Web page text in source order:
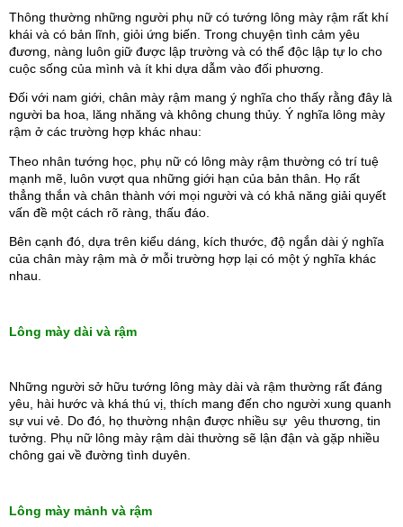
Thông thường những người phụ nữ có tướng lông mày rậm rất khí
khái và có bản lĩnh, giỏi ứng biến. Trong chuyện tình cảm yêu
đương, nàng luôn giữ được lập trường và có thể độc lập tự lo cho
cuộc sống của mình và ít khi dựa dẫm vào đối phương.
Đối với nam giới, chân mày rậm mang ý nghĩa cho thấy rằng đây là
người ba hoa, lăng nhăng và không chung thủy. Ý nghĩa lông mày
rậm ở các trường hợp khác nhau:
Theo nhân tướng học, phụ nữ có lông mày rậm thường có trí tuệ
mạnh mẽ, luôn vượt qua những giới hạn của bản thân. Họ rất
thẳng thắn và chân thành với mọi người và có khả năng giải quyết
vấn đề một cách rõ ràng, thấu đáo.
Bên cạnh đó, dựa trên kiểu dáng, kích thước, độ ngắn dài ý nghĩa
của chân mày rậm mà ở mỗi trường hợp lại có một ý nghĩa khác
nhau.
Lông mày dài và rậm
Những người sở hữu tướng lông mày dài và rậm thường rất đáng
yêu, hài hước và khá thú vị, thích mang đến cho người xung quanh
sự vui vẻ. Do đó, họ thường nhận được nhiều sự  yêu thương, tin
tưởng. Phụ nữ lông mày rậm dài thường sẽ lận đận và gặp nhiều
chông gai về đường tình duyên.
Lông mày mảnh và rậm